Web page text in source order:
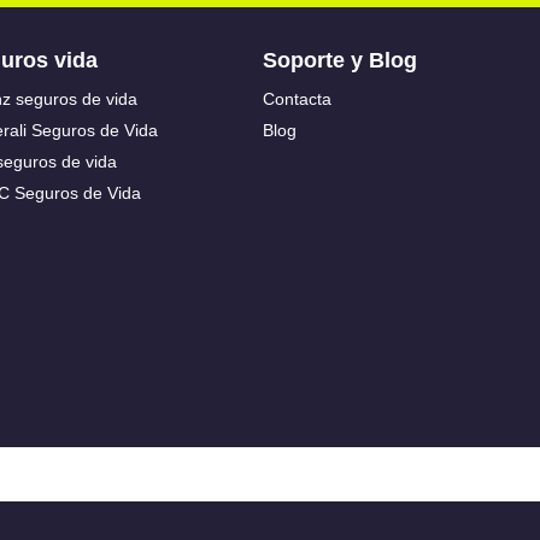
vida
seguros de vida
Seguros de Vida
de vida
Seguros de Vida
Soporte y Blog
Contacta
Blog